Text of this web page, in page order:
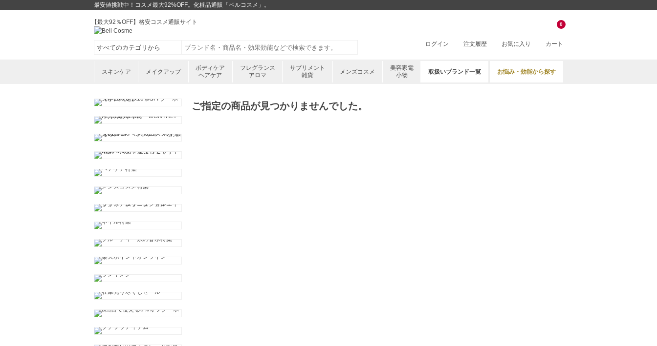
最安値挑戦中！コスメ最大92%OFF。化粧品通販「ベルコスメ」。
【最大92％OFF】格安コスメ通販サイト
ログイン 注文履歴 お気に入り カート
0
スキンケア メイクアップ
ボディケア
ヘアケア
フレグランス
アロマ
サプリメント
雑貨
メンズコスメ
美容家電
小物
取扱いブランド一覧 お悩み・効能から探す
ご指定の商品が見つかりませんでした。